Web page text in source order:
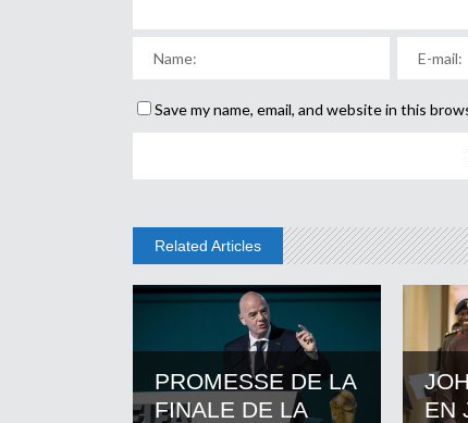
Save my name, email, and website in this
Related Articles
PROMESSE DE LA
FINALE DE LA
EN